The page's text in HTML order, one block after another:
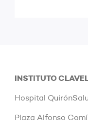
INSTITUTO
Hospital
Plaza Alfonso